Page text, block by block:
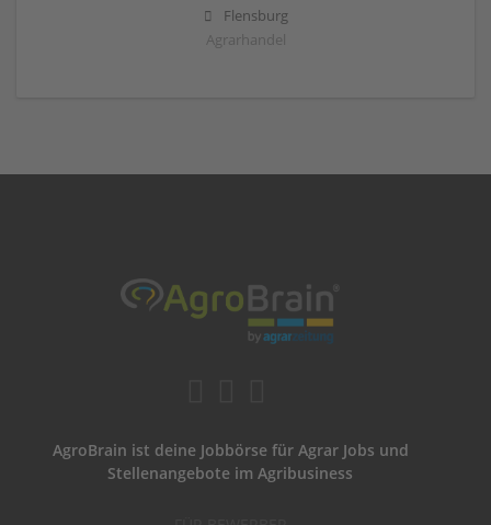
Flensburg
Agrarhandel
AgroBrain ist deine Jobbörse für Agrar Jobs und
Stellenangebote im Agribusiness